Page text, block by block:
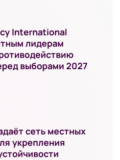
International
лидерам
выборами 2027
сеть местных
укрепления